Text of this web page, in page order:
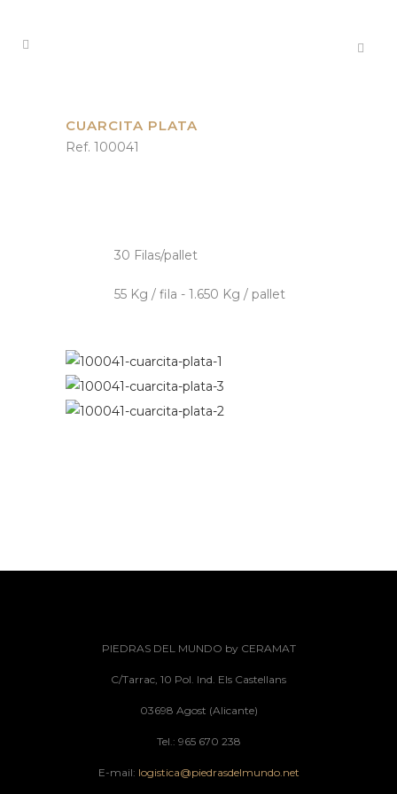
CUARCITA PLATA
Ref. 100041
30 Filas/pallet
55 Kg / fila - 1.650 Kg / pallet
PIEDRAS DEL MUNDO by CERAMAT
C/Tarrac, 10 Pol. Ind. Els Castellans
03698 Agost (Alicante)
Tel.: 965 670 238
E-mail: logistica@piedrasdelmundo.net